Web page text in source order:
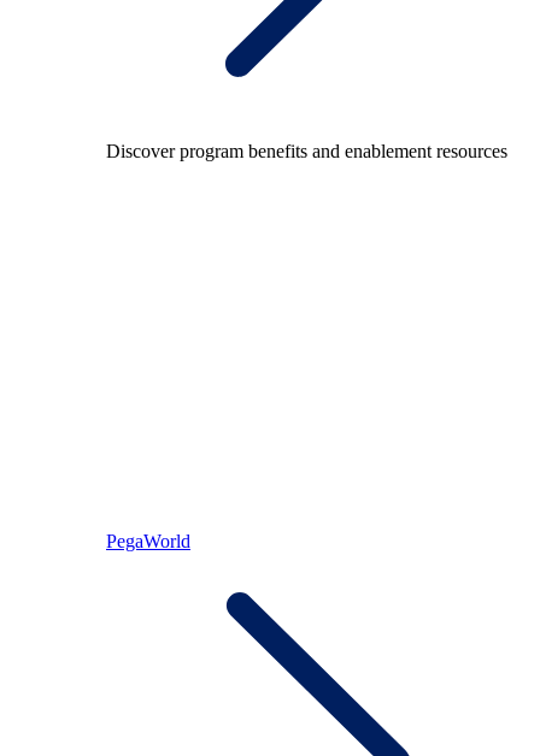
Discover program benefits and enablement resources
PegaWorld